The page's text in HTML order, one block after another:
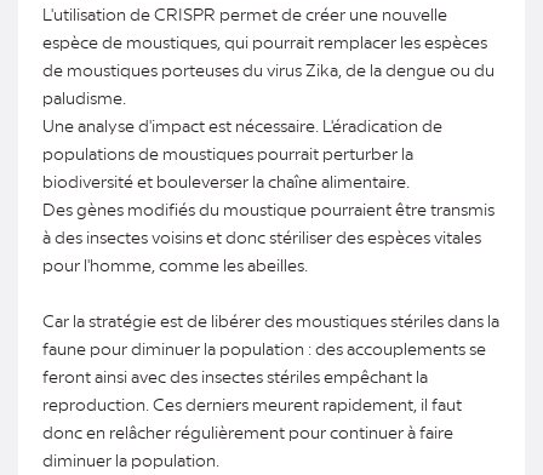
L'utilisation de CRISPR permet de créer une nouvelle
espèce de moustiques, qui pourrait remplacer les espèces
de moustiques porteuses du virus Zika, de la dengue ou du
paludisme.
Une analyse d'impact est nécessaire. L'éradication de
populations de moustiques pourrait perturber la
biodiversité et bouleverser la chaîne alimentaire.
Des gènes modifiés du moustique pourraient être transmis
à des insectes voisins et donc stériliser des espèces vitales
pour l'homme, comme les abeilles.
Car la stratégie est de libérer des moustiques stériles dans la
faune pour diminuer la population : des accouplements se
feront ainsi avec des insectes stériles empêchant la
reproduction. Ces derniers meurent rapidement, il faut
donc en relâcher régulièrement pour continuer à faire
diminuer la population.